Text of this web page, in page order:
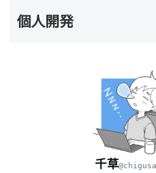
個人開発
千草